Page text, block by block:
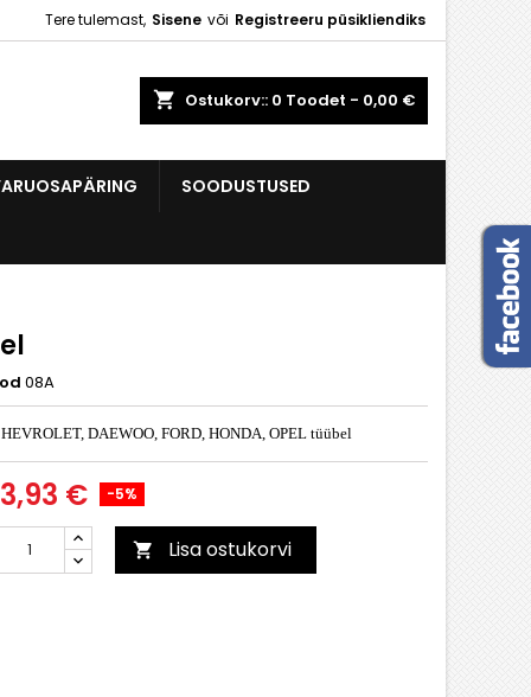
Tere tulemast, Sisene või Registreeru püsikliendiks
shopping_cart Ostukorv:: 0 Toodet - 0,00 €
SOODUSTUSED
08A
DAEWOO, FORD, HONDA, OPEL tüübel
3,93 € -5%
 Lisa ostukorvi